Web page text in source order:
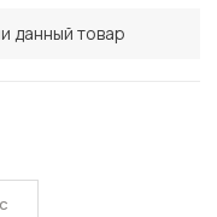
данный товар